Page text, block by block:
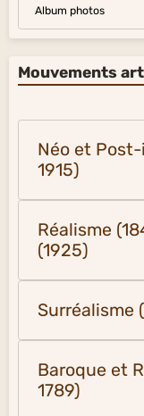
Album photos
Mouvements
Néo et
1915)
Réalisme
(1925)
Surréalisme
Baroque et
1789)